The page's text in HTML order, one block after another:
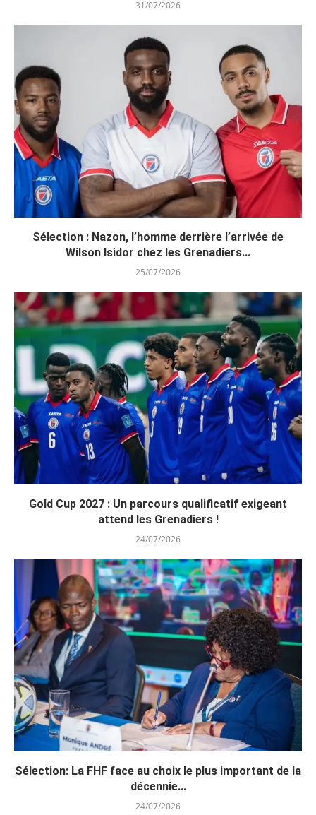
31/07/2026
Sélection : Nazon, l’homme derrière l’arrivée de
Wilson Isidor chez les Grenadiers...
25/07/2026
Gold Cup 2027 : Un parcours qualificatif exigeant
attend les Grenadiers !
24/07/2026
Sélection: La FHF face au choix le plus important de la
décennie...
24/07/2026